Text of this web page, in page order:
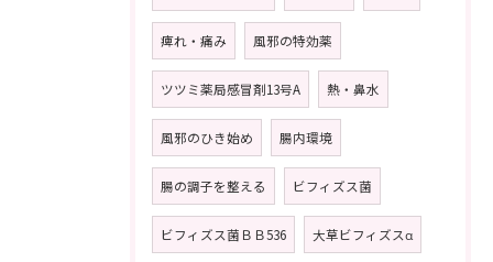
痺れ・痛み 風邪の特効薬
ツツミ薬局感冒剤13号A 熱・鼻水
風邪のひき始め 腸内環境
腸の調子を整える ビフィズス菌
ビフィズス菌ＢＢ536 大草ビフィズスα